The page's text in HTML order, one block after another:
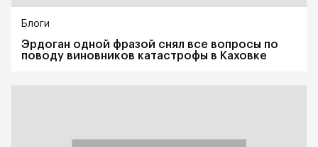
Блоги
Эрдоган одной фразой снял все вопросы по
поводу виновников катастрофы в Каховке